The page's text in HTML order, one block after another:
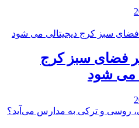
فضای سبز کرج
می شود